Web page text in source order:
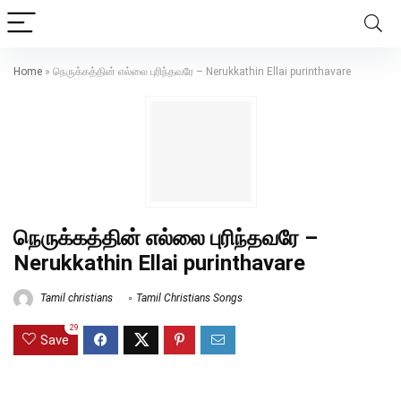
Home » நெருக்கத்தின் எல்லை புரிந்தவரே – Nerukkathin Ellai purinthavare
நெருக்கத்தின் எல்லை புரிந்தவரே –
Nerukkathin Ellai purinthavare
Tamil christians Tamil Christians Songs
Save
29